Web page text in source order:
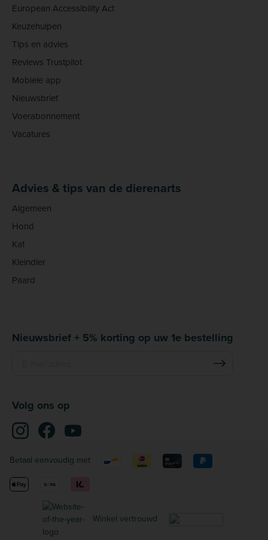
European Accessibility Act
Keuzehulpen
Tips en advies
Reviews Trustpilot
Mobiele app
Nieuwsbrief
Voerabonnement
Vacatures
Advies & tips van de dierenarts
Algemeen
Hond
Kat
Kleindier
Paard
Nieuwsbrief + 5% korting op uw 1e bestelling
Volg ons op
Betaal eenvoudig met
Winkel vertrouwd